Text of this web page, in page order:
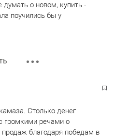
о новом, купить -
поучились бы у
Столько денег
громкими речами о
благодаря победам в